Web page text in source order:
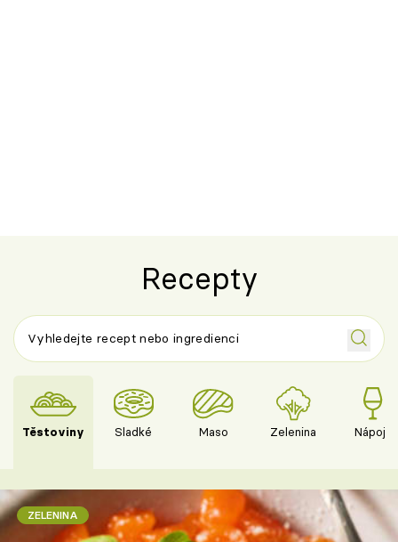
Recepty
Těstoviny Sladké Maso Zelenina Nápoje
ZELENINA